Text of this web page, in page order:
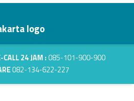
RS Kasih Ibu Surakarta
CALL 24 JAM :085-101-900-900
082-134-622-227